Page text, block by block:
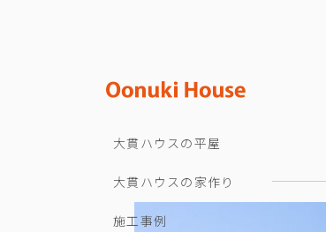
大貫ハウスの平屋
大貫ハウスの家作り
施工事例